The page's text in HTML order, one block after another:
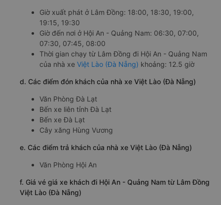
Giờ xuất phát ở Lâm Đồng: 18:00, 18:30, 19:00,
19:15, 19:30
Giờ đến nơi ở Hội An - Quảng Nam: 06:30, 07:00,
07:30, 07:45, 08:00
Thời gian chạy từ Lâm Đồng đi Hội An - Quảng Nam
của nhà xe Việt Lào (Đà Nẵng) khoảng: 12.5 giờ
d. Các điểm đón khách của nhà xe Việt Lào (Đà Nẵng)
Văn Phòng Đà Lạt
Bến xe liên tỉnh Đà Lạt
Bến xe Đà Lạt
Cây xăng Hùng Vương
e. Các điểm trả khách của nhà xe Việt Lào (Đà Nẵng)
Văn Phòng Hội An
f. Giá vé giá xe khách đi Hội An - Quảng Nam từ Lâm Đồng
Việt Lào (Đà Nẵng)